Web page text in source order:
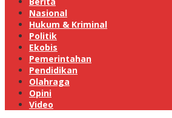
Nasional
Hukum & Kriminal
Politik
Ekobis
Pemerintahan
Pendidikan
Olahraga
Opini
Video